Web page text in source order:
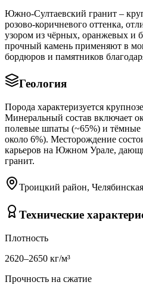
Южно-Султаевский гранит –
розово-коричневого оттенка,
узором из чёрных, оранжевых и
прочный камень применяют в
бордюров и памятников
Геология
Порода характеризуется
Минеральный состав включает
полевые шпаты (~65%) и
около 6%). Месторождение
карьеров на Южном Урале,
гранит.
Троицкий район,
Технические
Плотность
2620–2650 кг/м³
Прочность на сжатие